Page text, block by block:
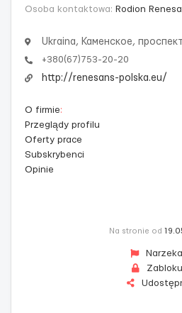
Osoba kontaktowa: Rodion
Ukraina, Каменское,
+380(67)753-20-20
http://renesans-polska.eu/
O firmie:
Przeglądy profilu
Oferty prace
Subskrybenci
Opinie
Na stronie od